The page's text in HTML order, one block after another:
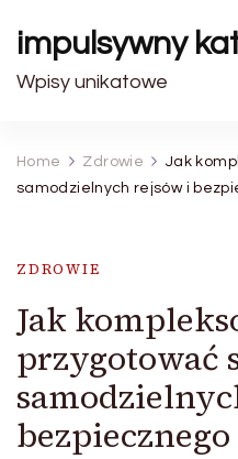
impulsywny
Wpisy unikatowe
Home Zdrowie
Jak
samodzielnych rejsów i
ZDROWIE
Jak
przygotować